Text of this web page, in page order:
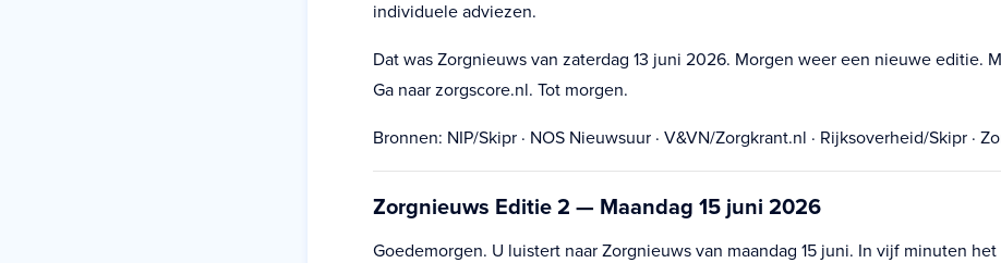
individuele adviezen.
Dat was Zorgnieuws van zaterdag 13 juni 2026. Morgen weer een nieuwe editie.
Ga naar zorgscore.nl. Tot morgen.
Bronnen: NIP/Skipr · NOS Nieuwsuur · V&VN/Zorgkrant.nl · Rijksoverheid/Skipr ·
Zorgnieuws Editie 2 — Maandag 15 juni 2026
Goedemorgen. U luistert naar Zorgnieuws van maandag 15 juni. In vijf minuten het